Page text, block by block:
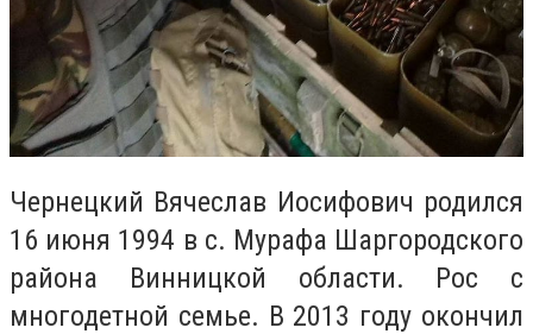
Чернецкий Вячеслав Иосифович родился
16 июня 1994 в с. Мурафа Шаргородского
района Винницкой области. Рос с
многодетной семье. В 2013 году окончил